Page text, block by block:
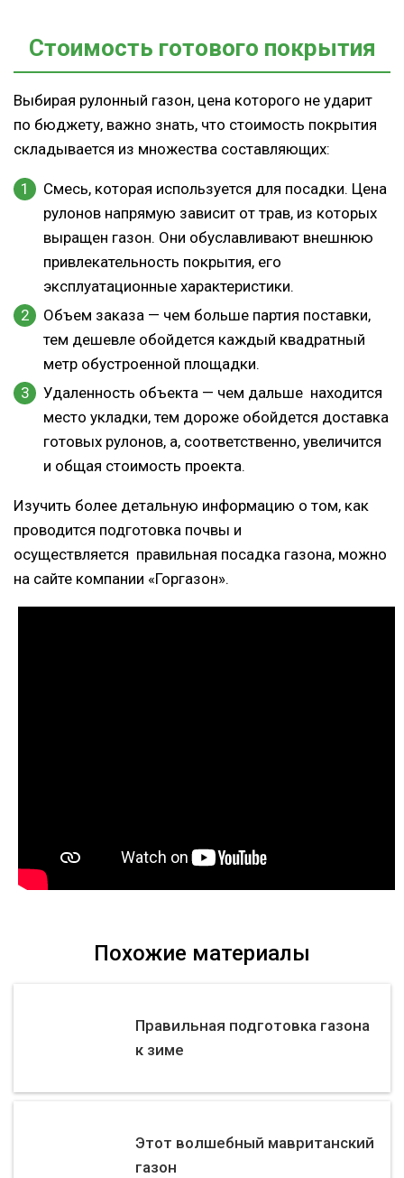
Стоимость готового покрытия
Выбирая рулонный газон, цена которого не ударит
по бюджету, важно знать, что стоимость покрытия
складывается из множества составляющих:
Смесь, которая используется для посадки. Цена
рулонов напрямую зависит от трав, из которых
выращен газон. Они обуславливают внешнюю
привлекательность покрытия, его
эксплуатационные характеристики.
Объем заказа — чем больше партия поставки,
тем дешевле обойдется каждый квадратный
метр обустроенной площадки.
Удаленность объекта — чем дальше находится
место укладки, тем дороже обойдется доставка
готовых рулонов, а, соответственно, увеличится
и общая стоимость проекта.
Изучить более детальную информацию о том, как
проводится подготовка почвы и
осуществляется правильная посадка газона, можно
на сайте компании «Горгазон».
Похожие материалы
Правильная подготовка газона
к зиме
Этот волшебный мавританский
газон